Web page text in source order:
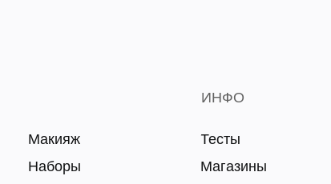
ИНФО
Тесты
Магазины
Наборы
Макияж